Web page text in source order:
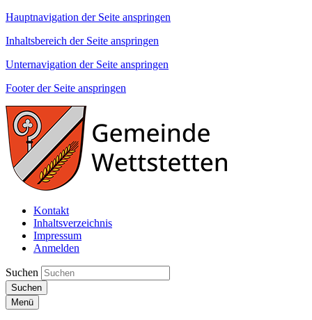
Hauptnavigation der Seite anspringen
Inhaltsbereich der Seite anspringen
Unternavigation der Seite anspringen
Footer der Seite anspringen
Kontakt
Inhaltsverzeichnis
Impressum
Anmelden
Suchen
Suchen
Menü